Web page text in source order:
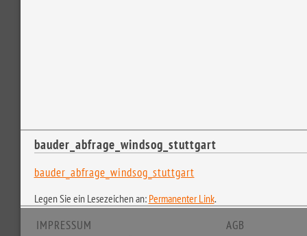
bauder_abfrage_windsog_stuttgart
bauder_abfrage_windsog_stuttgart
Legen Sie ein Lesezeichen an: Permanenter Link.
IMPRESSUM
AGB